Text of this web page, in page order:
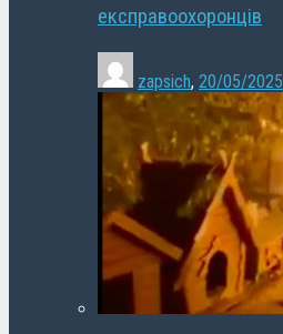
експравоохоронців
zapsich, 20/05/2025